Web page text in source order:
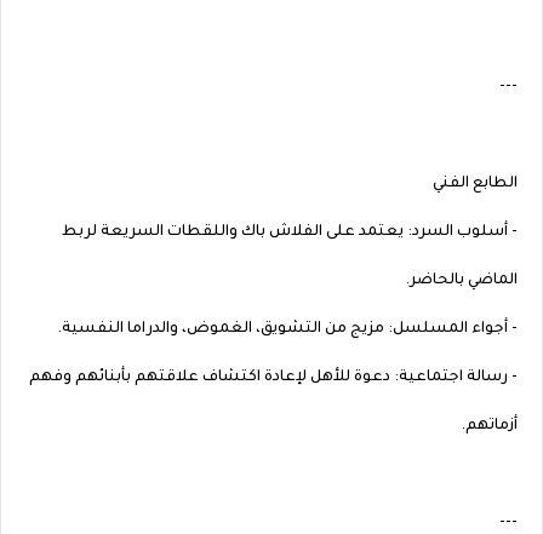
---
الطابع الفني
- أسلوب السرد: يعتمد على الفلاش باك واللقطات السريعة لربط
الماضي بالحاضر.
- أجواء المسلسل: مزيج من التشويق، الغموض، والدراما النفسية.
- رسالة اجتماعية: دعوة للأهل لإعادة اكتشاف علاقتهم بأبنائهم وفهم
أزماتهم.
---